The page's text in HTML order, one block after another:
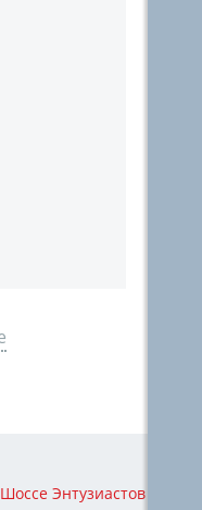
Энтузиастов 76А,